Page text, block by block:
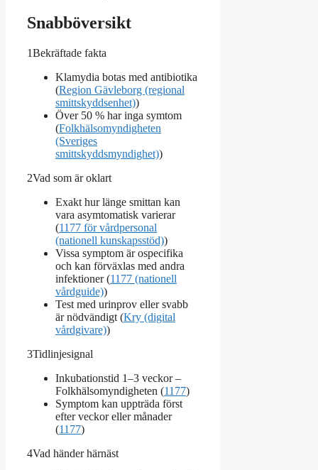
Snabböversikt
1Bekräftade fakta
Klamydia botas med antibiotika
(Region Gävleborg (regional
smittskyddsenhet))
Över 50 % har inga symtom
(Folkhälsomyndigheten
(Sveriges
smittskyddsmyndighet))
2Vad som är oklart
Exakt hur länge smittan kan
vara asymtomatisk varierar
(1177 för vårdpersonal
(nationell kunskapsstöd))
Vissa symptom är ospecifika
och kan förväxlas med andra
infektioner (1177 (nationell
vårdguide))
Test med urinprov eller svabb
är nödvändigt (Kry (digital
vårdgivare))
3Tidlinjesignal
Inkubationstid 1–3 veckor –
Folkhälsomyndigheten (1177)
Symptom kan uppträda först
efter veckor eller månader
(1177)
4Vad händer härnäst